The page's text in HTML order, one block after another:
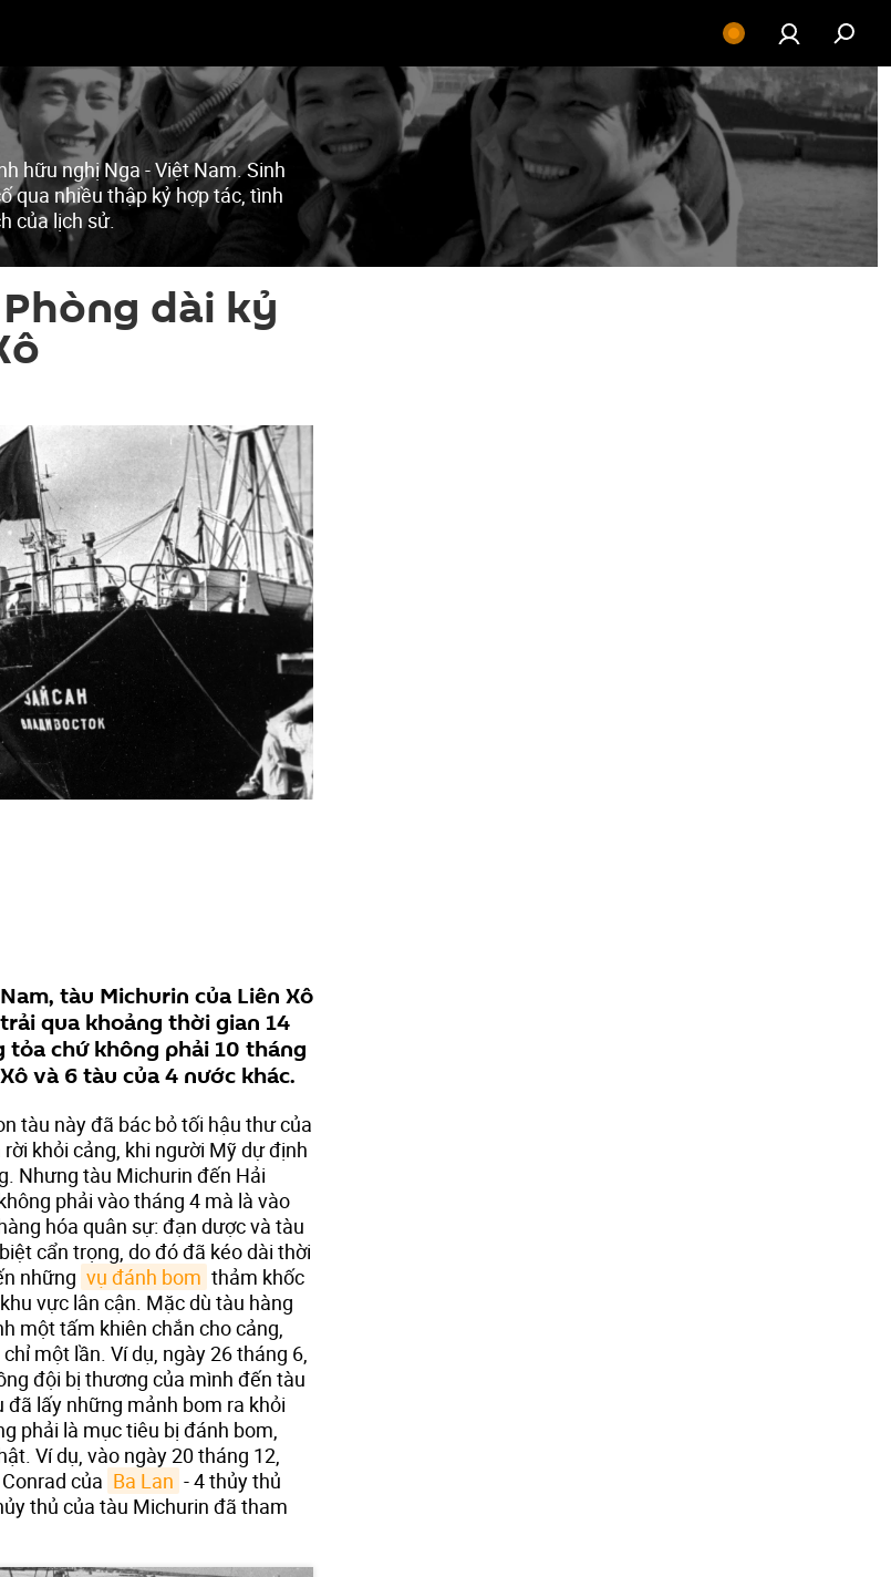
hữu nghị Nga - Việt Nam. Sinh
qua nhiều thập kỷ hợp tác, tình
của lịch sử.
dài kỷ
tàu Michurin của Liên Xô
qua khoảng thời gian 14
chứ không phải 10 tháng
và 6 tàu của 4 nước khác.
tàu này đã bác bỏ tối hậu thư của
khỏi cảng, khi người Mỹ dự định
Nhưng tàu Michurin đến Hải
phải vào tháng 4 mà là vào
hóa quân sự: đạn dược và tàu
cẩn trọng, do đó đã kéo dài thời
những
vụ đánh bom thảm khốc
vực lân cận. Mặc dù tàu hàng
một tấm khiên chắn cho cảng,
một lần. Ví dụ, ngày 26 tháng 6,
đội bị thương của mình đến tàu
lấy những mảnh bom ra khỏi
phải là mục tiêu bị đánh bom,
Ví dụ, vào ngày 20 tháng 12,
của Ba Lan - 4 thủy thủ
thủ của tàu Michurin đã tham